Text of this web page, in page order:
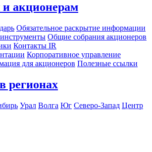
акционерам
Обязательное раскрытие информации
Общие собрания акционеров
Контакты IR
Корпоративное управление
для акционеров Полезные ссылки
регионах
Урал Волга Юг Северо-Запад Центр